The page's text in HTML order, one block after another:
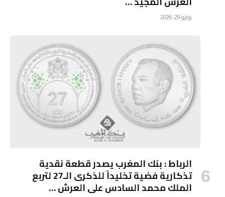
يوليو 29, 2026
الرباط : بنك المغرب يصدر قطعة نقدية
تذكارية فضية تخليداً للذكرى الـ27 لتربع
الملك محمد السادس على العرش …